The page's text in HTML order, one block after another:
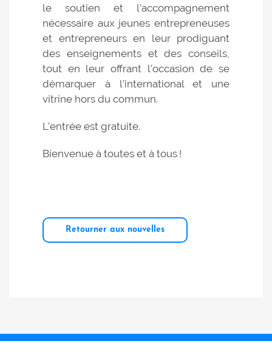
le soutien et l’accompagnement
nécessaire aux jeunes entrepreneuses
et entrepreneurs en leur prodiguant
des enseignements et des conseils,
tout en leur offrant l’occasion de se
démarquer à l’international et une
vitrine hors du commun.
L’entrée est gratuite.
Bienvenue à toutes et à tous !
Retourner aux nouvelles